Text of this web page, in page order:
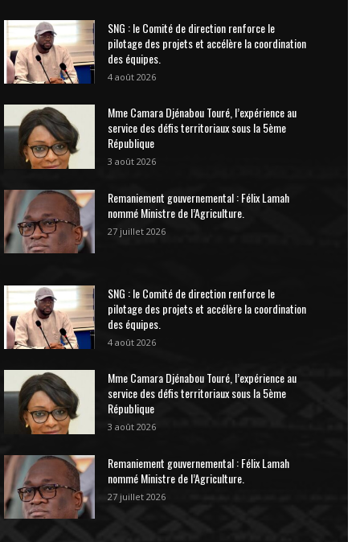
SNG : le Comité de direction renforce le
pilotage des projets et accélère la coordination
des équipes.
4 août 2026
Mme Camara Djénabou Touré, l’expérience au
service des défis territoriaux sous la 5ème
République
3 août 2026
Remaniement gouvernemental : Félix Lamah
nommé Ministre de l’Agriculture.
27 juillet 2026
SNG : le Comité de direction renforce le
pilotage des projets et accélère la coordination
des équipes.
4 août 2026
Mme Camara Djénabou Touré, l’expérience au
service des défis territoriaux sous la 5ème
République
3 août 2026
Remaniement gouvernemental : Félix Lamah
nommé Ministre de l’Agriculture.
27 juillet 2026